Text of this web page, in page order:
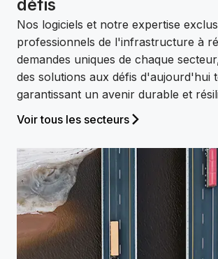
et les effets climatiques.
défis
Nos logiciels et notre expertise
professionnels de l'infrastructure à
demandes uniques de chaque
des solutions aux défis d'aujourd'hui
garantissant un avenir durable et
Voir tous les secteurs